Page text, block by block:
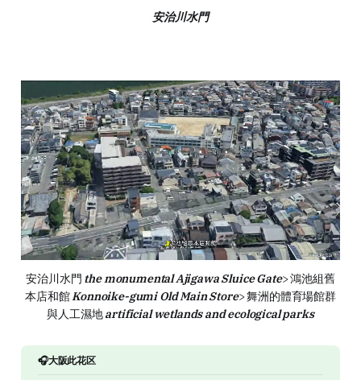
安治川水門
安治川水門 the monumental Ajigawa Sluice Gate> 鴻池組舊
本店和館 Konnoike-gumi Old Main Store> 舞洲的體育場館群
與人工濕地 artificial wetlands and ecological parks
🎧大阪此花区